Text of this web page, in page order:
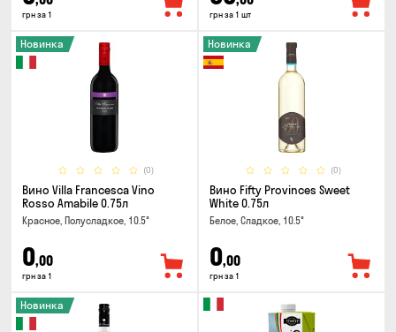
грн за 1 грн за 1 шт
(0)
Новинка
Вино Villa Francesca Vino
Rosso Amabile 0.75л
Красное, Полусладкое, 10.5°
0,00
грн за 1
(0)
Новинка
Вино Fifty Provinces Sweet
White 0.75л
Белое, Сладкое, 10.5°
0,00
грн за 1
Новинка